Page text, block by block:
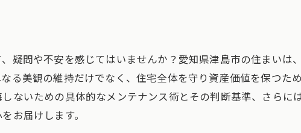
疑問や不安を感じてはいませんか？愛知県津島市の住まい
る美観の維持だけでなく、住宅全体を守り資産価値を保つた
ないための具体的なメンテナンス術とその判断基準、さら
お届けします。